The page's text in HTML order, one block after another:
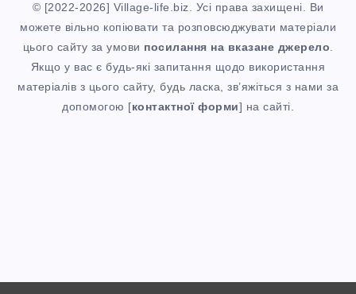
© [2022-2026] Village-life.biz. Усі права захищені. Ви
можете вільно копіювати та розповсюджувати матеріали
цього сайту за умови посилання на вказане джерело
Якщо у вас є будь-які запитання щодо використання
матеріалів з цього сайту, будь ласка, зв’яжіться з нами за
допомогою [контактної форми] на сайті.